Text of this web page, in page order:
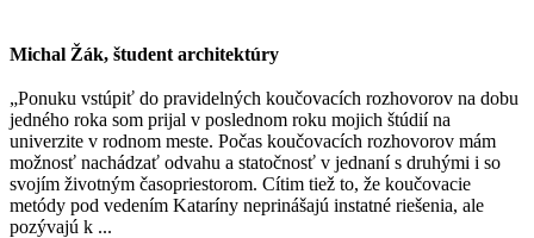
Michal Žák, študent architektúry
„Ponuku vstúpiť do pravidelných koučovacích rozhovorov na dobu
jedného roka som prijal v poslednom roku mojich štúdií na
univerzite v rodnom meste. Počas koučovacích rozhovorov mám
možnosť nachádzať odvahu a statočnosť v jednaní s druhými i so
svojím životným časopriestorom. Cítim tiež to, že koučovacie
metódy pod vedením Kataríny neprinášajú instatné riešenia, ale
pozývajú k ...